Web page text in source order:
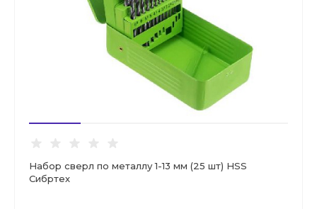
Набор сверл по металлу 1-13 мм (25 шт) HSS
Сибртех